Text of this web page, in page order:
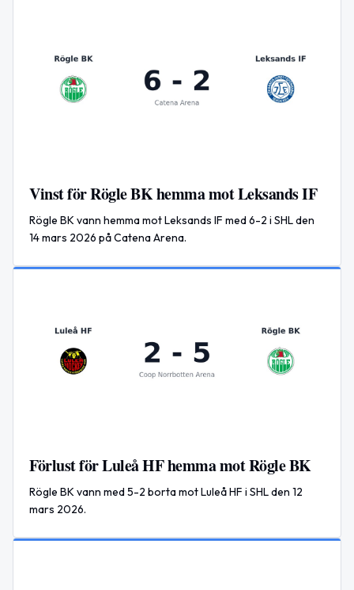
Vinst för Rögle BK hemma mot Leksands IF
Rögle BK vann hemma mot Leksands IF med 6-2 i SHL den
14 mars 2026 på Catena Arena.
Förlust för Luleå HF hemma mot Rögle BK
Rögle BK vann med 5-2 borta mot Luleå HF i SHL den 12
mars 2026.